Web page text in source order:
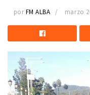
por FM ALBA marzo